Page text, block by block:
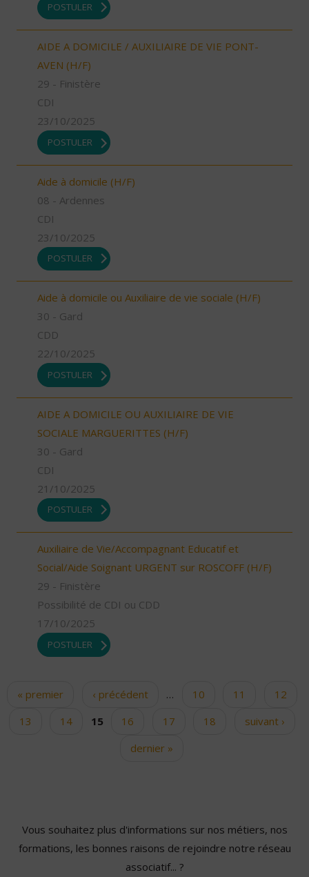
POSTULER
AIDE A DOMICILE / AUXILIAIRE DE VIE PONT-
AVEN (H/F)
29 - Finistère
CDI
23/10/2025
POSTULER
Aide à domicile (H/F)
08 - Ardennes
CDI
23/10/2025
POSTULER
Aide à domicile ou Auxiliaire de vie sociale (H/F)
30 - Gard
CDD
22/10/2025
POSTULER
AIDE A DOMICILE OU AUXILIAIRE DE VIE
SOCIALE MARGUERITTES (H/F)
30 - Gard
CDI
21/10/2025
POSTULER
Auxiliaire de Vie/Accompagnant Educatif et
Social/Aide Soignant URGENT sur ROSCOFF (H/F)
29 - Finistère
Possibilité de CDI ou CDD
17/10/2025
POSTULER
Pages
« premier ‹ précédent … 10 11
12
13
14 15 16 17 18
suivant ›
dernier »
Vous souhaitez plus d'informations sur nos métiers, nos
formations, les bonnes raisons de rejoindre notre réseau
associatif... ?